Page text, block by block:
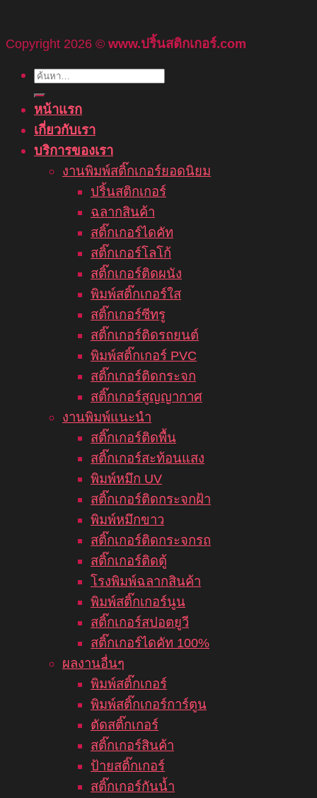
Copyright 2026 © www.ปริ้นสติกเกอร์.com
ค้นหา:
หน้าแรก
เกี่ยวกับเรา
บริการของเรา
งานพิมพ์สติ๊กเกอร์ยอดนิยม
ปริ้นสติกเกอร์
ฉลากสินค้า
สติ๊กเกอร์ไดคัท
สติ๊กเกอร์โลโก้
สติ๊กเกอร์ติดผนัง
พิมพ์สติ๊กเกอร์ใส
สติ๊กเกอร์ซีทรู
สติ๊กเกอร์ติดรถยนต์
พิมพ์สติ๊กเกอร์ PVC
สติ๊กเกอร์ติดกระจก
สติ๊กเกอร์สูญญากาศ
งานพิมพ์แนะนำ
สติ๊กเกอร์ติดพื้น
สติ๊กเกอร์สะท้อนแสง
พิมพ์หมึก UV
สติ๊กเกอร์ติดกระจกฝ้า
พิมพ์หมึกขาว
สติ๊กเกอร์ติดกระจกรถ
สติ๊กเกอร์ติดตู้
โรงพิมพ์ฉลากสินค้า
พิมพ์สติ๊กเกอร์นูน
สติ๊กเกอร์สปอตยูวี
สติ๊กเกอร์ไดคัท 100%
ผลงานอื่นๆ
พิมพ์สติ๊กเกอร์
พิมพ์สติ๊กเกอร์การ์ตูน
ตัดสติ๊กเกอร์
สติ๊กเกอร์สินค้า
ป้ายสติ๊กเกอร์
สติ๊กเกอร์กันน้ำ